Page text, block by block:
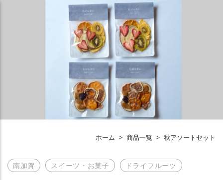
ホーム > 商品一覧 > 秋アソートセット
南加賀 スイーツ・お菓子 ドライフルーツ